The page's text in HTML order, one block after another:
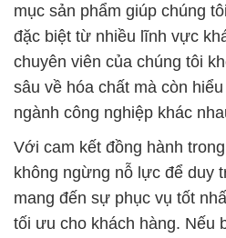
mục sản phẩm giúp chúng
đặc biệt từ nhiều lĩnh vực
chuyên viên của chúng tôi
sâu về hóa chất mà còn
ngành công nghiệp khác
Với cam kết đồng hành
không ngừng nỗ lực để duy
mang đến sự phục vụ tốt
tối ưu cho khách hàng. Nếu